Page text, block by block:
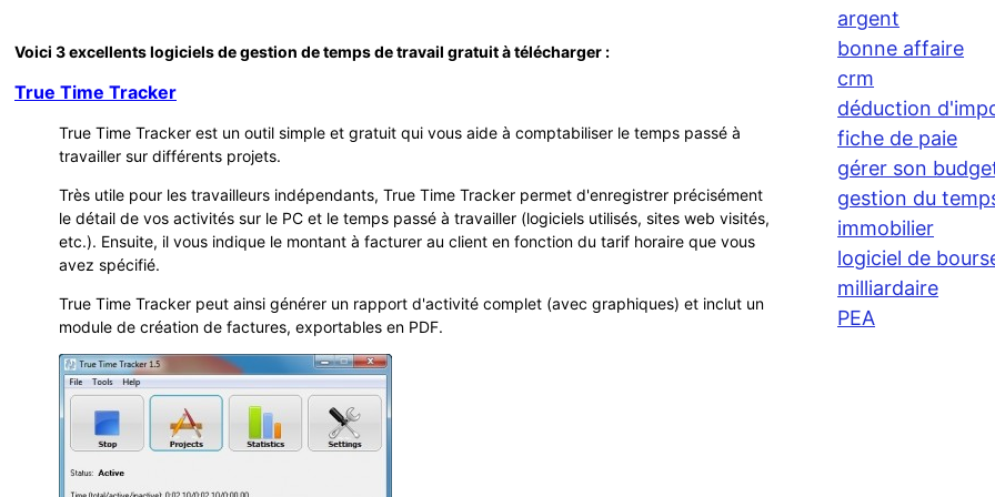
Voici 3 excellents logiciels de gestion de temps de travail gratuit à télécharger :
True Time Tracker
True Time Tracker est un outil simple et gratuit qui vous aide à comptabiliser le temps passé à
travailler sur différents projets.
Très utile pour les travailleurs indépendants, True Time Tracker permet d'enregistrer précisément
le détail de vos activités sur le PC et le temps passé à travailler (logiciels utilisés, sites web visités,
etc.). Ensuite, il vous indique le montant à facturer au client en fonction du tarif horaire que vous
avez spécifié.
True Time Tracker peut ainsi générer un rapport d'activité complet (avec graphiques) et inclut un
module de création de factures, exportables en PDF.
argent
bonne affaire
crm
déduction
fiche de paie
gérer son
gestion du
immobilier
logiciel de
milliardaire
PEA